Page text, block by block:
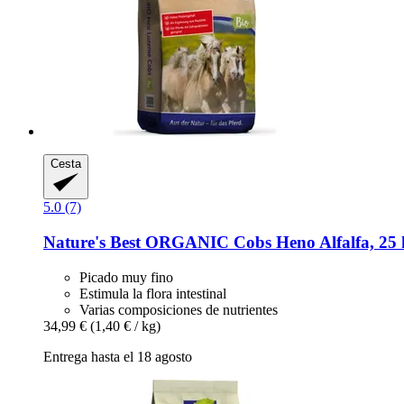
Cesta
5.0 (7)
Nature's Best ORGANIC Cobs Heno Alfalfa, 25
Picado muy fino
Estimula la flora intestinal
Varias composiciones de nutrientes
34,99 € (1,40 € / kg)
Entrega hasta el 18 agosto